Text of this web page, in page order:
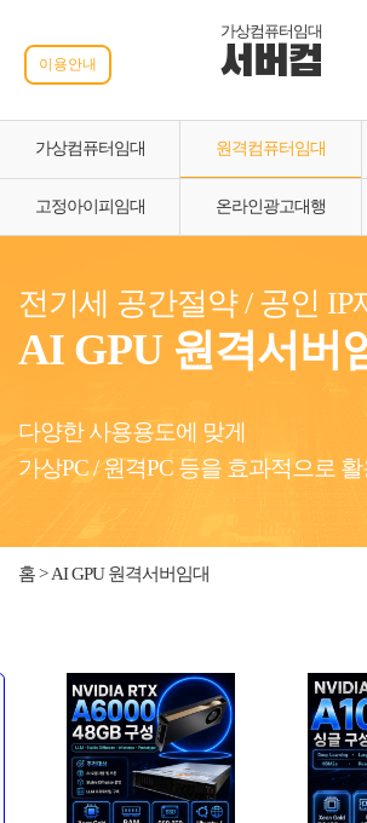
가상컴퓨터임대
서버컴
이용안내
가상컴퓨터임대 원격컴퓨터임대
고정아이피임대 온라인광고대행
전기세 공간절약 / 공인 IP
AI GPU 원격서버
다양한 사용용도에 맞게
가상PC / 원격PC 등을 효과적으로
홈 > AI GPU 원격서버임대